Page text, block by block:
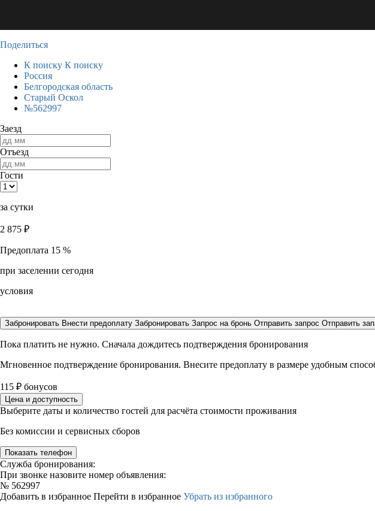
Поделиться
К поиску К поиску
Россия
Белгородская область
Старый Оскол
№562997
Заезд
Отъезд
Гости
за сутки
2 875 ₽
Предоплата 15 %
при заселении сегодня
условия
Забронировать Внести предоплату Забронировать Запрос на бронь Отправить запрос Отправить
Пока платить не нужно. Сначала дождитесь подтверждения бронирования
Мгновенное подтверждение бронирования. Внесите предоплату в размере удобным
115 ₽ бонусов
Цена и доступность
Выберите даты и количество гостей для расчёта стоимости проживания
Без комиссии и сервисных сборов
Показать телефон
Служба бронирования:
При звонке назовите номер объявления:
№ 562997
Добавить в избранное Перейти в избранное Убрать из избранного